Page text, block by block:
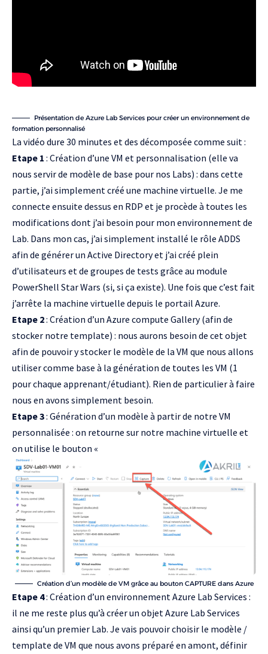
Présentation de Azure Lab Services pour créer un environnement de
formation personnalisé
La vidéo dure 30 minutes et des décomposée comme suit :
Etape 1 : Création d’une VM et personnalisation (elle va
nous servir de modèle de base pour nos Labs) : dans cette
partie, j’ai simplement créé une machine virtuelle. Je me
connecte ensuite dessus en RDP et je procède à toutes les
modifications dont j’ai besoin pour mon environnement de
Lab. Dans mon cas, j’ai simplement installé le rôle ADDS
afin de générer un Active Directory et j’ai créé plein
d’utilisateurs et de groupes de tests grâce au module
PowerShell Star Wars (si, si ça existe). Une fois que c’est fait
j’arrête la machine virtuelle depuis le portail Azure.
Etape 2: Création d’un Azure compute Gallery(afin de
stocker notre template) : nous aurons besoin de cet objet
afin de pouvoir y stocker le modèle de la VM que nous allons
utiliser comme base à la génération de toutes les VM (1
pour chaque apprenant/étudiant). Rien de particulier à faire
nous en avons simplement besoin.
Etape 3: Génération d’un modèle à partir de notre VM
personnalisée : on retourne sur notre machine virtuelle et
on utilise le bouton «
Création d’un modèle de VM grâce au bouton CAPTURE dans Azure
Etape 4: Création d’un environnement Azure Lab Services :
il ne me reste plus qu’à créer un objet Azure Lab Services
ainsi qu’un premier Lab. Je vais pouvoir choisir le modèle /
template de VM que nous avons préparé en amont, définir